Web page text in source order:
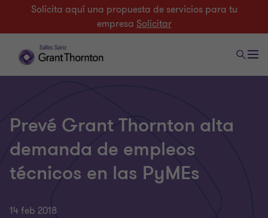
Solicita aquí una propuesta de servicios para tu
empresa Solicitar
Prevé Grant Thornton alta
demanda de empleos
técnicos en las PyMEs
14 feb 2018